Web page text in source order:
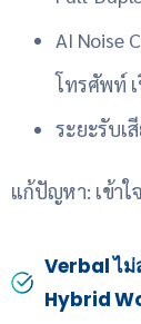
AI Noise
โทรศัพท์
ระยะรับเ
แก้ปัญหา: เข้าใ
Verbal ไม่
Hybrid